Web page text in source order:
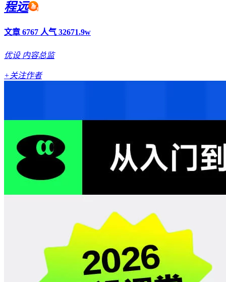
程远
文章 6767 人气 32671.9w
优设 内容总监
+关注作者